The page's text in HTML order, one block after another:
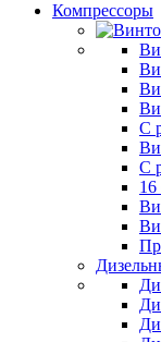
Компрессоры
C
C
16